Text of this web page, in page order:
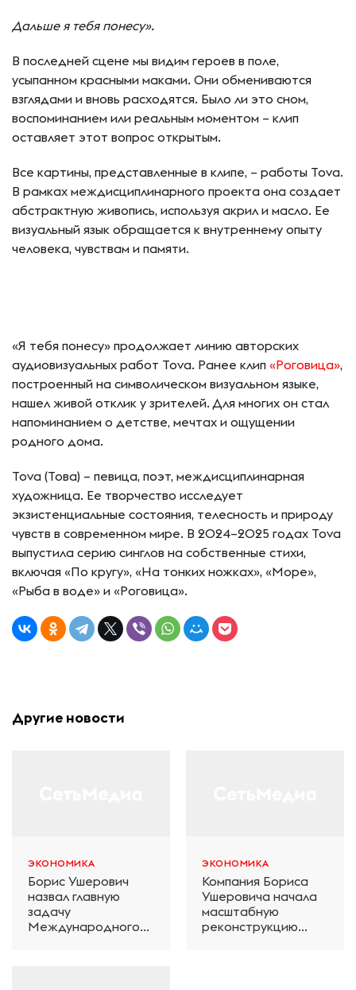
Дальше я тебя понесу».
В последней сцене мы видим героев в поле,
усыпанном красными маками. Они обмениваются
взглядами и вновь расходятся. Было ли это сном,
воспоминанием или реальным моментом – клип
оставляет этот вопрос открытым.
Все картины, представленные в клипе, – работы Tova.
В рамках междисциплинарного проекта она создает
абстрактную живопись, используя акрил и масло. Ее
визуальный язык обращается к внутреннему опыту
человека, чувствам и памяти.
«Я тебя понесу» продолжает линию авторских
аудиовизуальных работ Tova. Ранее клип «Роговица»,
построенный на символическом визуальном языке,
нашел живой отклик у зрителей. Для многих он стал
напоминанием о детстве, мечтах и ощущении
родного дома.
Tova (Това) – певица, поэт, междисциплинарная
художница. Ее творчество исследует
экзистенциальные состояния, телесность и природу
чувств в современном мире. В 2024–2025 годах Tova
выпустила серию синглов на собственные стихи,
включая «По кругу», «На тонких ножках», «Море»,
«Рыба в воде» и «Роговица».
Другие новости
ЭКОНОМИКА
Борис Ушерович
назвал главную
задачу
Международного
ЭКОНОМИКА
Компания Бориса
Ушеровича начала
масштабную
реконструкцию